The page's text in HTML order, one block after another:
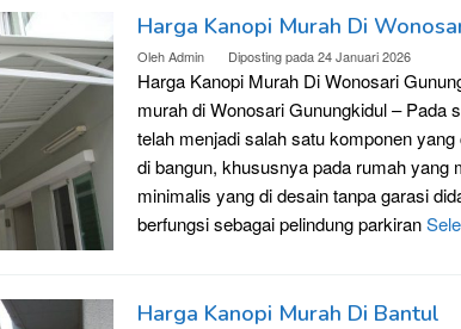
Harga Kanopi Murah Di
OlehAdmin Diposting pada24 Januari 2026
Harga Kanopi Murah Di Wonosari
murah di Wonosari Gunungkidul – Pada
telah menjadi salah satu komponen
di bangun, khususnya pada rumah yang
minimalis yang di desain tanpa garasi
berfungsi sebagai pelindung parkiran
Harga Kanopi Murah Di Bantul